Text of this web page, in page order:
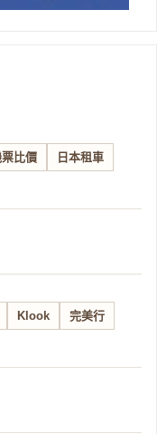
比價 日本租車
Klook 完美行